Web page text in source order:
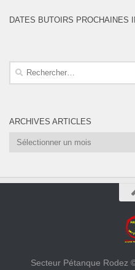
DATES BUTOIRS PROCHAINES
Rechercher :
ARCHIVES ARTICLES
Archives
Secteur Pétanque Rodez